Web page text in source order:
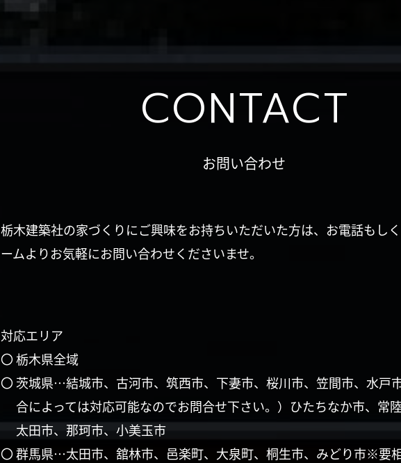
CONTACT
お問い合わせ
栃木建築社の家づくりにご興味をお持ちいただいた方は、お電話もし
ームよりお気軽にお問い合わせくださいませ。
対応エリア
〇 栃木県全域
〇 茨城県…結城市、古河市、筑西市、下妻市、桜川市、笠間市、水戸
合によっては対応可能なのでお問合せ下さい。）ひたちなか市、常
太田市、那珂市、小美玉市
〇 群馬県…太田市、舘林市、邑楽町、大泉町、桐生市、みどり市※要